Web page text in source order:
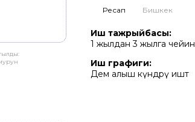
Ресап Бишкек
Иш тажрыйбасы:
1 жылдан 3 жылга чейин
Иш графиги:
Дем алыш күндөрү иштөө